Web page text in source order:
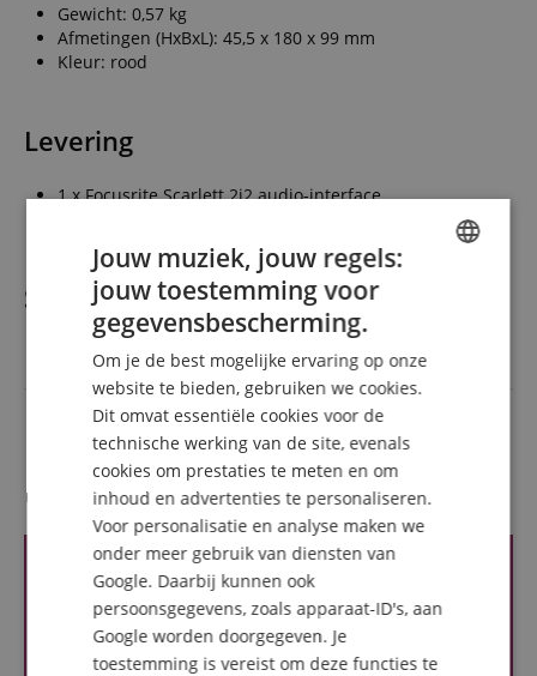
Gewicht: 0,57 kg
Afmetingen (HxBxL): 45,5 x 180 x 99 mm
Kleur: rood
Levering
1 x Focusrite Scarlett 2i2 audio-interface
Specificaties
Artikelnummer 00098651
Rot
Recensies van klanten SPANISH
Jouw muziek, jouw regels:
jouw toestemming voor
gegevensbescherming.
Om je de best mogelijke ervaring op onze
website te bieden, gebruiken we cookies.
Dit omvat essentiële cookies voor de
technische werking van de site, evenals
cookies om prestaties te meten en om
inhoud en advertenties te personaliseren.
Voor personalisatie en analyse maken we
onder meer gebruik van diensten van
Google. Daarbij kunnen ook
persoonsgegevens, zoals apparaat-ID's, aan
Google worden doorgegeven. Je
toestemming is vereist om deze functies te